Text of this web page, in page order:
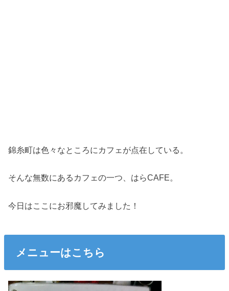
錦糸町は色々なところにカフェが点在している。
そんな無数にあるカフェの一つ、はらCAFE。
今日はここにお邪魔してみました！
メニューはこちら